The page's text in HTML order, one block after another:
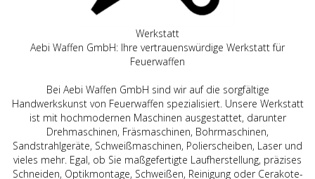
Werkstatt
Aebi Waffen GmbH: Ihre vertrauenswürdige Werkstatt für
Feuerwaffen
Bei Aebi Waffen GmbH sind wir auf die sorgfältige
Handwerkskunst von Feuerwaffen spezialisiert. Unsere Werkstatt
ist mit hochmodernen Maschinen ausgestattet, darunter
Drehmaschinen, Fräsmaschinen, Bohrmaschinen,
Sandstrahlgeräte, Schweißmaschinen, Polierscheiben, Laser und
vieles mehr. Egal, ob Sie maßgefertigte Laufherstellung, präzises
Schneiden, Optikmontage, Schweißen, Reinigung oder Cerakote-